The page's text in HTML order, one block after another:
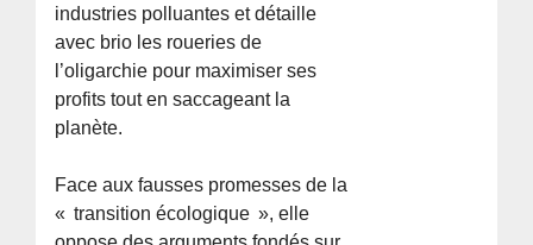
industries polluantes et détaille
avec brio les roueries de
l’oligarchie pour maximiser ses
profits tout en saccageant la
planète.
Face aux fausses promesses de la
« transition écologique », elle